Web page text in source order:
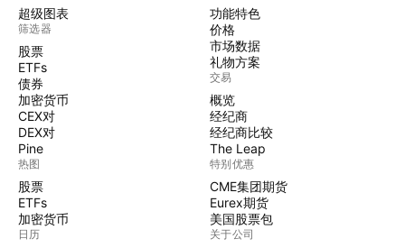
超级图表
筛选器
股票
ETFs
债券
加密货币
CEX对
DEX对
Pine
热图
股票
ETFs
加密货币
日历
功能特色
价格
市场数据
礼物方案
交易
概览
经纪商
经纪商比较
The Leap
特别优惠
CME集团期货
Eurex期货
美国股票包
关于公司